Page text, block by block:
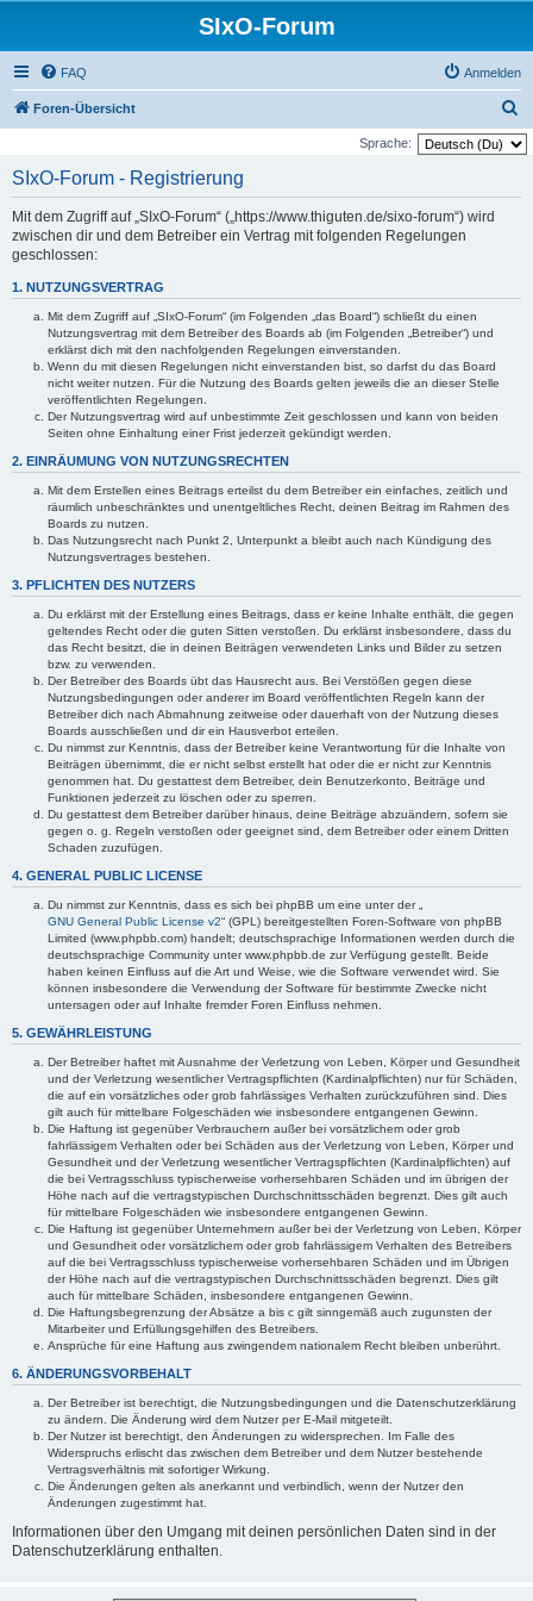
SIxO-Forum
FAQ Anmelden
Foren-Übersicht
u
Sprache:
SIxO-Forum - Registrierung
Mit dem Zugriff auf „SIxO-Forum“ („https://www.thiguten.de/sixo-forum“) wird
zwischen dir und dem Betreiber ein Vertrag mit folgenden Regelungen
geschlossen:
1. NUTZUNGSVERTRAG
Mit dem Zugriff auf „SIxO-Forum“ (im Folgenden „das Board“) schließt du einen
Nutzungsvertrag mit dem Betreiber des Boards ab (im Folgenden „Betreiber“) und
erklärst dich mit den nachfolgenden Regelungen einverstanden.
Wenn du mit diesen Regelungen nicht einverstanden bist, so darfst du das Board
nicht weiter nutzen. Für die Nutzung des Boards gelten jeweils die an dieser Stelle
veröffentlichten Regelungen.
Der Nutzungsvertrag wird auf unbestimmte Zeit geschlossen und kann von beiden
Seiten ohne Einhaltung einer Frist jederzeit gekündigt werden.
2. EINRÄUMUNG VON NUTZUNGSRECHTEN
Mit dem Erstellen eines Beitrags erteilst du dem Betreiber ein einfaches, zeitlich und
räumlich unbeschränktes und unentgeltliches Recht, deinen Beitrag im Rahmen des
Boards zu nutzen.
Das Nutzungsrecht nach Punkt 2, Unterpunkt a bleibt auch nach Kündigung des
Nutzungsvertrages bestehen.
3. PFLICHTEN DES NUTZERS
Du erklärst mit der Erstellung eines Beitrags, dass er keine Inhalte enthält, die gegen
geltendes Recht oder die guten Sitten verstoßen. Du erklärst insbesondere, dass du
das Recht besitzt, die in deinen Beiträgen verwendeten Links und Bilder zu setzen
bzw. zu verwenden.
Der Betreiber des Boards übt das Hausrecht aus. Bei Verstößen gegen diese
Nutzungsbedingungen oder anderer im Board veröffentlichten Regeln kann der
Betreiber dich nach Abmahnung zeitweise oder dauerhaft von der Nutzung dieses
Boards ausschließen und dir ein Hausverbot erteilen.
Du nimmst zur Kenntnis, dass der Betreiber keine Verantwortung für die Inhalte von
Beiträgen übernimmt, die er nicht selbst erstellt hat oder die er nicht zur Kenntnis
genommen hat. Du gestattest dem Betreiber, dein Benutzerkonto, Beiträge und
Funktionen jederzeit zu löschen oder zu sperren.
Du gestattest dem Betreiber darüber hinaus, deine Beiträge abzuändern, sofern sie
gegen o. g. Regeln verstoßen oder geeignet sind, dem Betreiber oder einem Dritten
Schaden zuzufügen.
4. GENERAL PUBLIC LICENSE
Du nimmst zur Kenntnis, dass es sich bei phpBB um eine unter der „
GNU General Public License v2“ (GPL) bereitgestellten Foren-Software von phpBB
Limited (www.phpbb.com) handelt; deutschsprachige Informationen werden durch die
deutschsprachige Community unter www.phpbb.de zur Verfügung gestellt. Beide
haben keinen Einfluss auf die Art und Weise, wie die Software verwendet wird. Sie
können insbesondere die Verwendung der Software für bestimmte Zwecke nicht
untersagen oder auf Inhalte fremder Foren Einfluss nehmen.
5. GEWÄHRLEISTUNG
Der Betreiber haftet mit Ausnahme der Verletzung von Leben, Körper und Gesundheit
und der Verletzung wesentlicher Vertragspflichten (Kardinalpflichten) nur für Schäden,
die auf ein vorsätzliches oder grob fahrlässiges Verhalten zurückzuführen sind. Dies
gilt auch für mittelbare Folgeschäden wie insbesondere entgangenen Gewinn.
Die Haftung ist gegenüber Verbrauchern außer bei vorsätzlichem oder grob
fahrlässigem Verhalten oder bei Schäden aus der Verletzung von Leben, Körper und
Gesundheit und der Verletzung wesentlicher Vertragspflichten (Kardinalpflichten) auf
die bei Vertragsschluss typischerweise vorhersehbaren Schäden und im übrigen der
Höhe nach auf die vertragstypischen Durchschnittsschäden begrenzt. Dies gilt auch
für mittelbare Folgeschäden wie insbesondere entgangenen Gewinn.
Die Haftung ist gegenüber Unternehmern außer bei der Verletzung von Leben, Körper
und Gesundheit oder vorsätzlichem oder grob fahrlässigem Verhalten des Betreibers
auf die bei Vertragsschluss typischerweise vorhersehbaren Schäden und im Übrigen
der Höhe nach auf die vertragstypischen Durchschnittsschäden begrenzt. Dies gilt
auch für mittelbare Schäden, insbesondere entgangenen Gewinn.
Die Haftungsbegrenzung der Absätze a bis c gilt sinngemäß auch zugunsten der
Mitarbeiter und Erfüllungsgehilfen des Betreibers.
Ansprüche für eine Haftung aus zwingendem nationalem Recht bleiben unberührt.
6. ÄNDERUNGSVORBEHALT
Der Betreiber ist berechtigt, die Nutzungsbedingungen und die Datenschutzerklärung
zu ändern. Die Änderung wird dem Nutzer per E-Mail mitgeteilt.
Der Nutzer ist berechtigt, den Änderungen zu widersprechen. Im Falle des
Widerspruchs erlischt das zwischen dem Betreiber und dem Nutzer bestehende
Vertragsverhältnis mit sofortiger Wirkung.
Die Änderungen gelten als anerkannt und verbindlich, wenn der Nutzer den
Änderungen zugestimmt hat.
Informationen über den Umgang mit deinen persönlichen Daten sind in der
Datenschutzerklärung enthalten.